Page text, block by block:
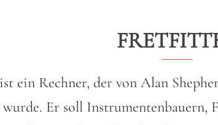
ein Rechner, der von Alan
Er soll Instrumentenbauern,